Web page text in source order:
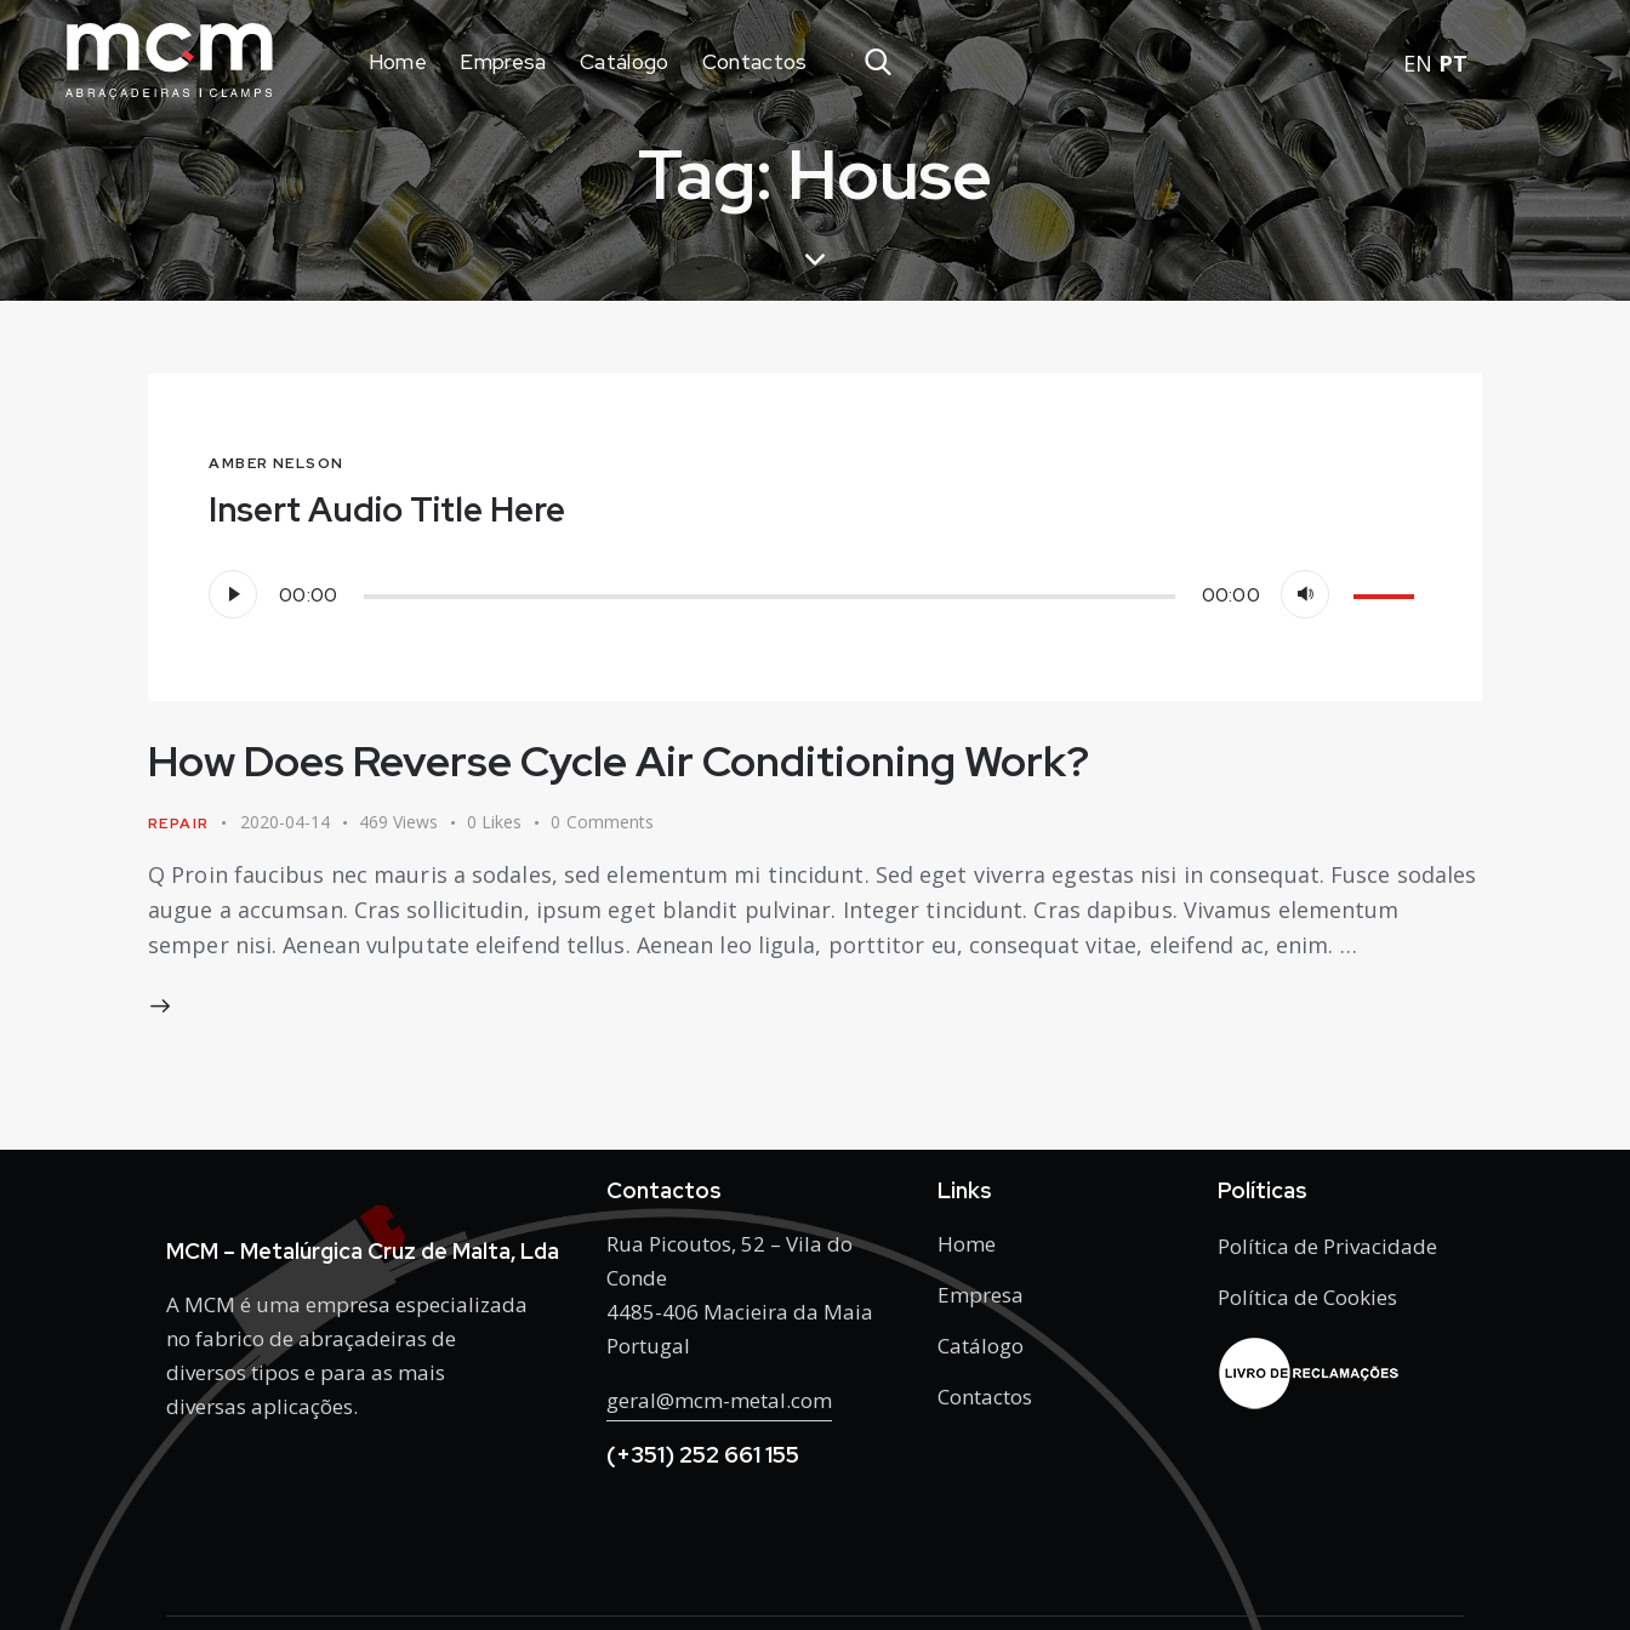
Home Empresa Catálogo Contactos EN PT
Tag: House
AMBER NELSON
Insert Audio Title Here
Reprodutor
de
00:00 00:00
o
volume.
How Does Reverse Cycle Air Conditioning Work?
REPAIR 2020-04-14 469 Views 0 Likes 0 Comments
Q Proin faucibus nec mauris a sodales, sed elementum mi tincidunt. Sed eget viverra egestas nisi in consequat. Fusce sodales
augue a accumsan. Cras sollicitudin, ipsum eget blandit pulvinar. Integer tincidunt. Cras dapibus. Vivamus elementum
semper nisi. Aenean vulputate eleifend tellus. Aenean leo ligula, porttitor eu, consequat vitae, eleifend ac, enim. …
MCM – Metalúrgica Cruz de Malta, Lda
A MCM é uma empresa especializada
no fabrico de abraçadeiras de
diversos tipos e para as mais
diversas aplicações.
Contactos
Rua Picoutos, 52 – Vila do
Conde
4485-406 Macieira da Maia
Portugal
geral@mcm-metal.com
(+351) 252 661 155
Links
Home
Empresa
Catálogo
Contactos
Políticas
Política de Privacidade
Política de Cookies